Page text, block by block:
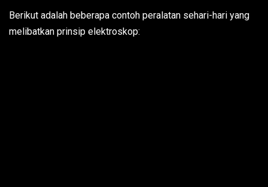
Berikut adalah beberapa contoh peralatan sehari-hari yang
melibatkan prinsip elektroskop: